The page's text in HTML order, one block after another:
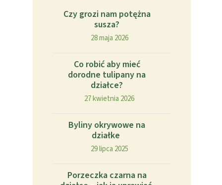
Czy grozi nam potężna
susza?
28 maja 2026
Co robić aby mieć
dorodne tulipany na
działce?
27 kwietnia 2026
Byliny okrywowe na
działke
29 lipca 2025
Porzeczka czarna na